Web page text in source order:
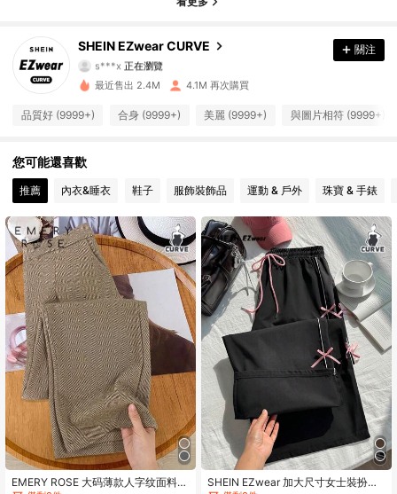
SHEIN EZwear CURVE
4.90
s***x 正在瀏覽
4.90
398K 追蹤者
398K 追蹤者
4.90 398K 追蹤者
4.90 398K 追蹤者
4.90 398K 追蹤者
4.90 398K 追蹤者
關注
最近售出 2.4M 4.1M 再次購買
品質好 (9999+) 合身 (9999+) 美麗 (9999+) 與圖片相符 (9999+)
您可能還喜歡
推薦 內衣&睡衣 鞋子 服飾裝飾品 運動 & 戶外 珠寶 & 手錶
EMERY ROSE 大码薄款人字纹面料办
SHEIN EZwear 加大尺寸女士裝扮軍